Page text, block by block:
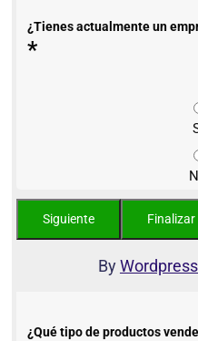
¿Tienes actualmente un
*
By
¿Qué tipo de productos